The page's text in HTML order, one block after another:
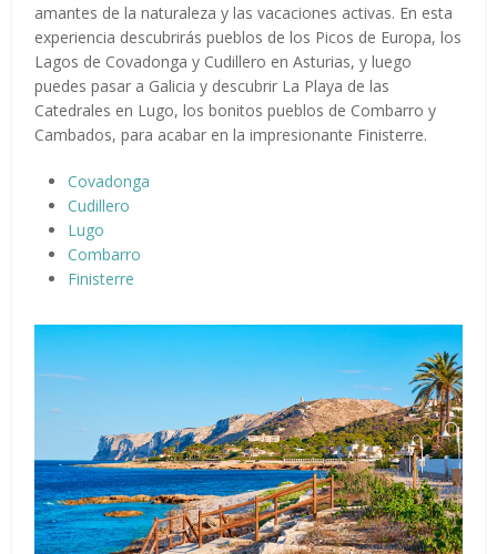
amantes de la naturaleza y las vacaciones activas. En esta
experiencia descubrirás pueblos de los Picos de Europa, los
Lagos de Covadonga y Cudillero en Asturias, y luego
puedes pasar a Galicia y descubrir La Playa de las
Catedrales en Lugo, los bonitos pueblos de Combarro y
Cambados, para acabar en la impresionante Finisterre.
Covadonga
Cudillero
Lugo
Combarro
Finisterre